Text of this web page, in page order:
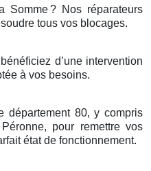
Somme? Nos réparateurs
soudre tous vos blocages.
d’une intervention
à vos besoins.
département 80, y compris
pour remettre vos
état de fonctionnement.